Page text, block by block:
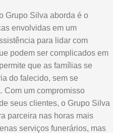
Grupo Silva aborda é o
envolvidas em um
para lidar com
podem ser complicados em
que as famílias se
do falecido, sem se
Com um compromisso
seus clientes, o Grupo Silva
parceira nas horas mais
serviços funerários, mas